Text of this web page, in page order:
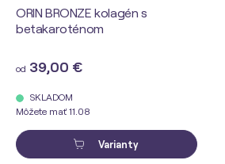
ORIN BRONZE kolagén s
betakaroténom
od 39,00 €
SKLADOM
Môžete mať 11.08
Varianty